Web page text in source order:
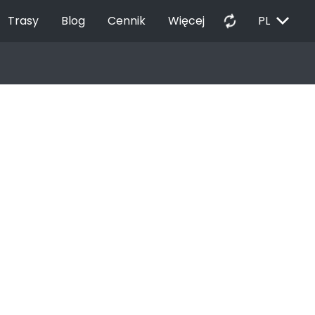
Trasy Blog Cennik Więcej autorenew PL EXPAND_MORE